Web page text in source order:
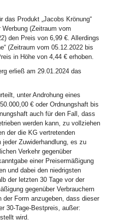
das Produkt „Jacobs Krönung“
(Zeitraum vom
den Preis von 6,99 €. Allerdings
(Zeitraum vom 05.12.2022 bis
in Höhe von 4,44 € erhoben.
erließ am 29.01.2024 das
unter Androhung eines
€ oder Ordnungshaft bis
auch für den Fall, dass
werden kann, zu vollziehen
der die KG vertretenden
jeder Zuwiderhandlung, es zu
Verkehr gegenüber
einer Preisermäßigung
und dabei den niedrigsten
der letzten 30 Tage vor der
gegenüber Verbrauchern
der Form anzugeben, dass dieser
30-Tage-Bestpreis, außer:
wird.